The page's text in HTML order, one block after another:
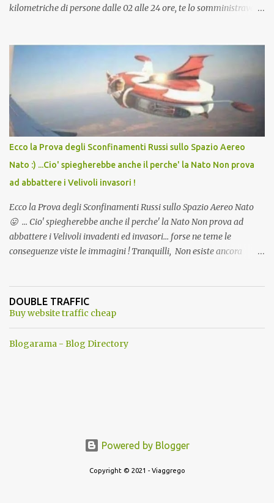
kilometriche di persone dalle 02 alle 24 ore, te lo somministravano
Vaccino come: l' Amaro del Capo, era "spettacolare Ghiacciato, ma
andava bene anche, a Temperatura Ambiente"! Riproponiamo
l'articolo per NON Dimenticare!
Ecco la Prova degli Sconfinamenti Russi sullo Spazio Aereo
Nato :) ...Cio' spiegherebbe anche il perche' la Nato Non prova
ad abbattere i Velivoli invasori !
Ecco la Prova degli Sconfinamenti Russi sullo Spazio Aereo Nato
😛 ... Cio' spiegherebbe anche il perche' la Nato Non prova ad
abbattere i Velivoli invadenti ed invasori... forse ne teme le
conseguenze viste le immagini ! Tranquilli, Non esiste ancora
ancora una fantasia Nato o forse una "False Flag", per provocare
una guerra mondiale che difficilmente da menti sane, potrebbe
DOUBLE TRAFFIC
Buy website traffic cheap
Blogarama - Blog Directory
Powered by Blogger
Copyright © 2021 - Viaggrego